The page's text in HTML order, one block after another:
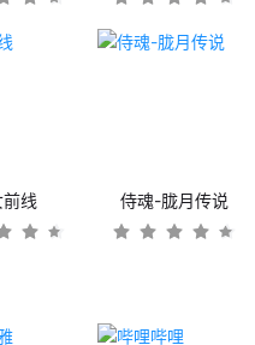
线 侍魂-胧月传说